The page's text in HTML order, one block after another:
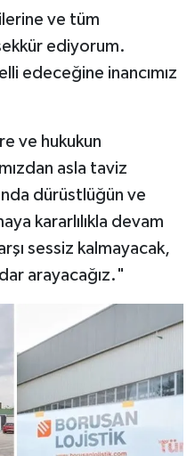
ve tüm
ediyorum.
edeceğine inancımız
ve hukukun
asla taviz
dürüstlüğün ve
kararlılıkla devam
sessiz kalmayacak,
arayacağız."